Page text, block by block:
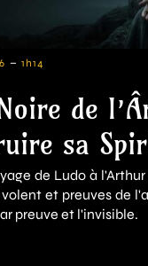
- 1h14
de
sa
de Ludo à
et preuves de
preuve et l'invisible.